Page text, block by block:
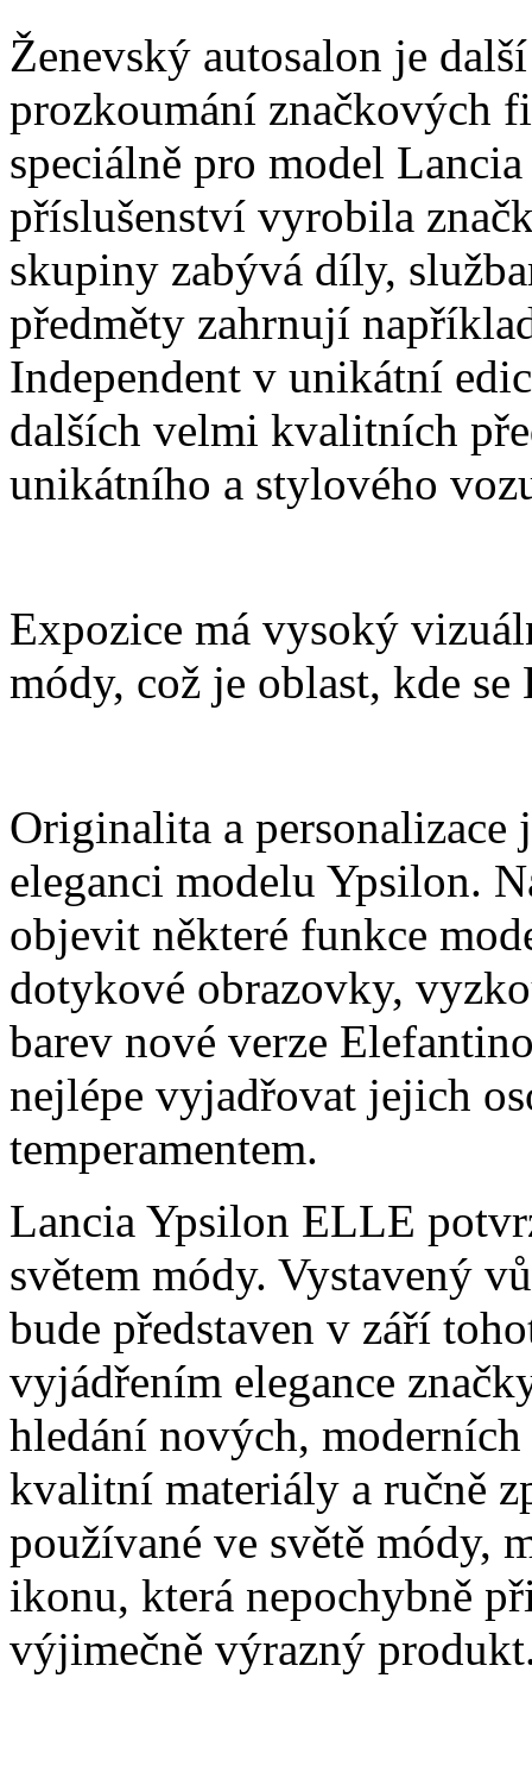
Ženevský autosalon je
prozkoumání značkových
speciálně pro model
příslušenství vyrobila
skupiny zabývá díly,
předměty zahrnují
Independent v unikátní
dalších velmi kvalitních
unikátního a stylového
Expozice má vysoký
módy, což je oblast, kde
Originalita a
eleganci modelu Ypsilon.
objevit některé funkce
dotykové obrazovky,
barev nové verze
nejlépe vyjadřovat jejich
temperamentem.
Lancia Ypsilon ELLE
světem módy. Vystavený
bude představen v září
vyjádřením elegance
hledání nových,
kvalitní materiály a ručně
používané ve světě módy,
ikonu, která nepochybně
výjimečně výrazný